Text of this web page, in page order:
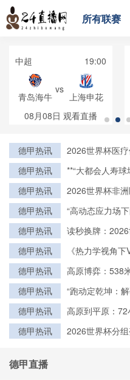
所有联赛
中超 19:00
青岛海牛
vs
上海申花
08月08日 观看直播
德甲热讯
2026世界杯医
德甲热讯
**“大都会人寿
德甲热讯
2026世界杯非
德甲热讯
“高动态应力场
德甲热讯
读秒换牌：
德甲热讯
《热力学视角
德甲热讯
高原博弈：538
德甲热讯
“跑动定乾坤：
德甲热讯
高原到平原：
德甲热讯
2026世界杯分
德甲直播